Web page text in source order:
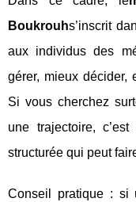
Boukrouhs’inscrit
aux individus des
gérer, mieux décider,
Si vous cherchez
une trajectoire,
structurée qui peut
Conseil pratique : si